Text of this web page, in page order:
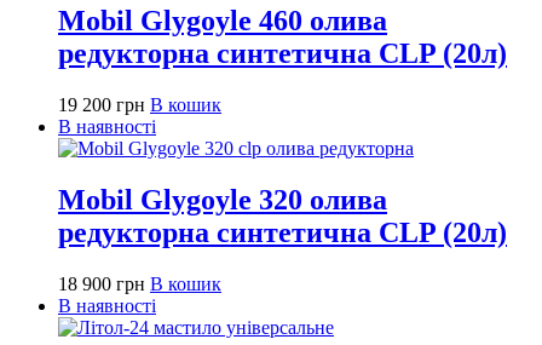
Mobil Glygoyle 460 олива
редукторна синтетична CLP (20л)
19 200 грн В кошик
В наявності
Mobil Glygoyle 320 олива
редукторна синтетична CLP (20л)
18 900 грн В кошик
В наявності